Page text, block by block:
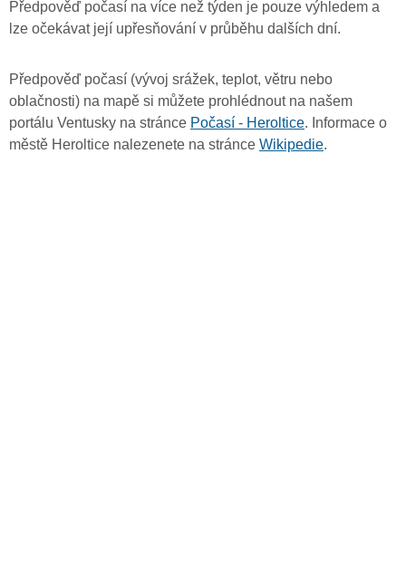
Předpověď počasí na více než týden je pouze výhledem a
lze očekávat její upřesňování v průběhu dalších dní.
Předpověď počasí (vývoj srážek, teplot, větru nebo
oblačnosti) na mapě si můžete prohlédnout na našem
portálu Ventusky na stránce Počasí - Heroltice. Informace o
městě Heroltice nalezenete na stránce Wikipedie.